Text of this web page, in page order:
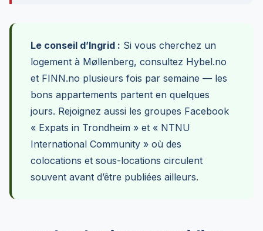
Le conseil d’Ingrid : Si vous cherchez un
logement à Møllenberg, consultez Hybel.no
et FINN.no plusieurs fois par semaine — les
bons appartements partent en quelques
jours. Rejoignez aussi les groupes Facebook
« Expats in Trondheim » et « NTNU
International Community » où des
colocations et sous-locations circulent
souvent avant d’être publiées ailleurs.